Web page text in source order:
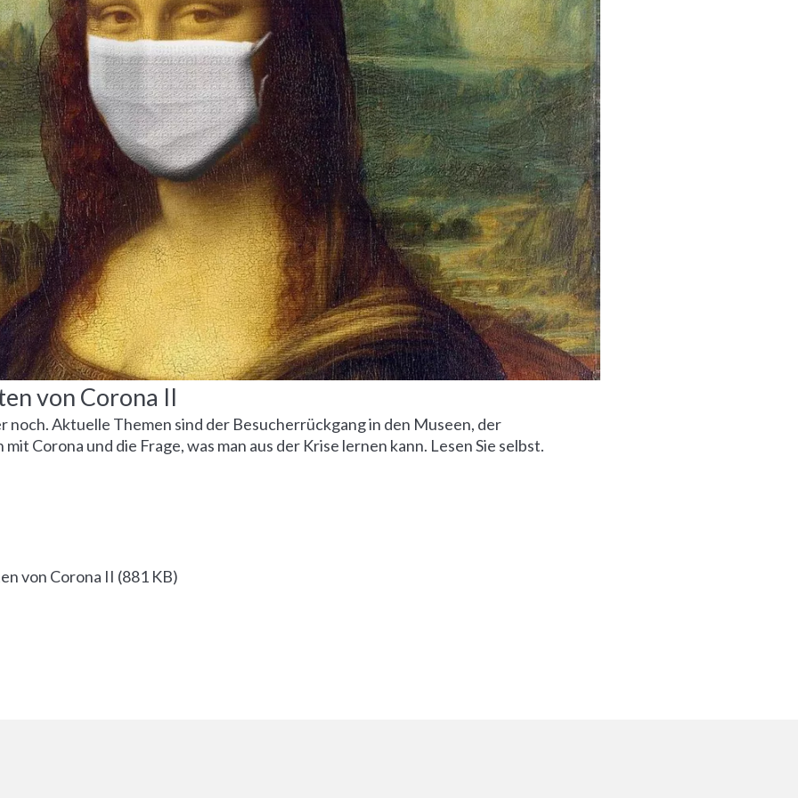
von Corona II
noch. Aktuelle Themen sind der Besucherrückgang in den Museen, der
Corona und die Frage, was man aus der Krise lernen kann. Lesen Sie selbst.
von Corona II (881 KB)